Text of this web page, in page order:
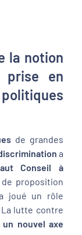
la notion
prise en
de grandes
a
Conseil à
proposition
joué un rôle
lutte contre
un nouvel axe